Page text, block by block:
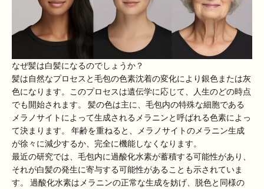
なぜ髪は白髪になるのでしょうか？
髪は自然なプロセスと毛包の色素沈着の変化により銀色または灰
色になります。このプロセスは遺伝学に応じて、人生のどの時点
でも開始されます。 髪の色は主に、毛包内の特殊な細胞である
メラノサイトによって生成されるメラニンと呼ばれる色素によっ
て決まります。 年齢を重ねると、メラノサイトのメラニン生成
が徐々に減少するか、完全に機能しなくなります。
最近の研究では、毛包内に過酸化水素が蓄積する可能性があり、
それが白髪の発生に寄与する可能性があることも示されていま
す。 過酸化水素はメラニンの正常な生成を妨げ、脱色と同様の